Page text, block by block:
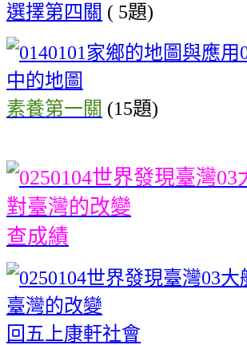
選擇第四關 ( 5題)
素養第一關 (15題)
查成績
回五上康軒社會